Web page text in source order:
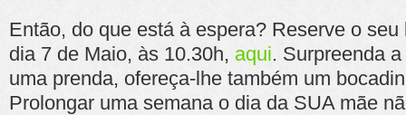
Então, do que está à espera? Reserve o
dia 7 de Maio, às 10.30h, aqui. Surpreenda
uma prenda, ofereça-lhe também um
Prolongar uma semana o dia da SUA mãe